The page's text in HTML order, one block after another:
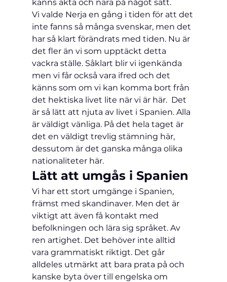
känns äkta och nära på något sätt.
Vi valde Nerja en gång i tiden för att det
inte fanns så många svenskar, men det
har så klart förändrats med tiden. Nu är
det fler än vi som upptäckt detta
vackra ställe. Såklart blir vi igenkända
men vi får också vara ifred och det
känns som om vi kan komma bort från
det hektiska livet lite när vi är här.  Det
är så lätt att njuta av livet i Spanien. Alla
är väldigt vänliga. På det hela taget är
det en väldigt trevlig stämning här,
dessutom är det ganska många olika
nationaliteter här.
Lätt att umgås i Spanien
Vi har ett stort umgänge i Spanien,
främst med skandinaver. Men det är
viktigt att även få kontakt med
befolkningen och lära sig språket. Av
ren artighet. Det behöver inte alltid
vara grammatiskt riktigt. Det går
alldeles utmärkt att bara prata på och
kanske byta över till engelska om